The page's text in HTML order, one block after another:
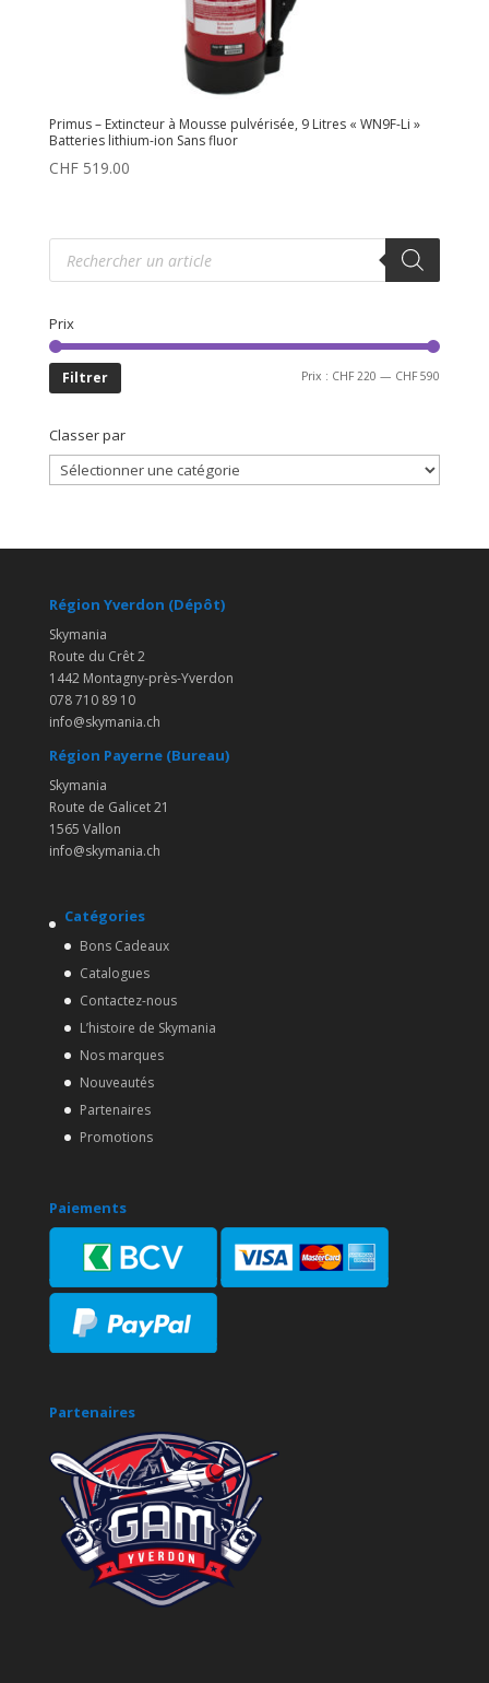
Primus – Extincteur à Mousse pulvérisée, 9 Litres « WN9F-Li »
Batteries lithium-ion Sans fluor
CHF519.00
Recherche
produits
Prix
Filtrer Prix : CHF 220 — CHF 590
Classer par
Région Yverdon (Dépôt)
Skymania
Route du Crêt 2
1442 Montagny-près-Yverdon
078 710 89 10
info@skymania.ch
Région Payerne (Bureau)
Skymania
Route de Galicet 21
1565 Vallon
info@skymania.ch
Catégories
Bons Cadeaux
Catalogues
Contactez-nous
L’histoire de Skymania
Nos marques
Nouveautés
Partenaires
Promotions
Paiements
Partenaires